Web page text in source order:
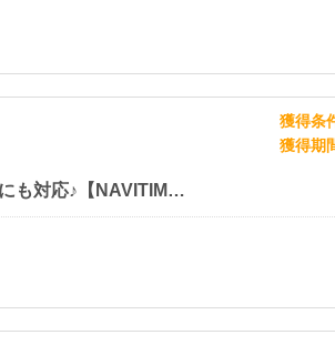
当日便も申込OK！乗継便検索にも対応♪【NAVITIME Travel】
獲得条
獲得期